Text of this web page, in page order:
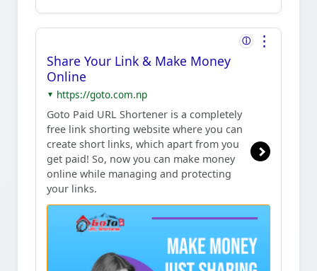
ⓘ ⋮
Share Your Link & Make Money
Online
▼ https://goto.com.np
Goto Paid URL Shortener is a completely
free link shorting website where you can
create short links, which apart from you
get paid! So, now you can make money
online while managing and protecting
your links.